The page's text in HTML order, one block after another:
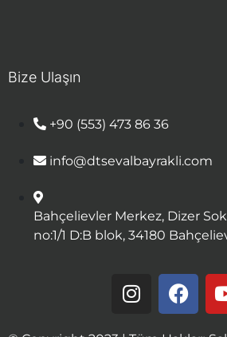
Bize Ulaşın
+90 (553) 473 86 36
info@dtsevalbayrakli.com
Bahçelievler Merkez, Dizer
no:1/1 D:B blok, 34180